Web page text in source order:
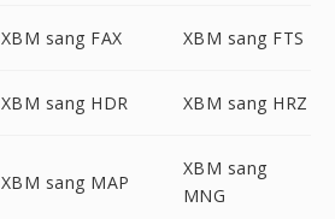
XBM sang FAX XBM sang FTS
XBM sang HDR XBM sang HRZ
XBM sang MAP
XBM sang
MNG